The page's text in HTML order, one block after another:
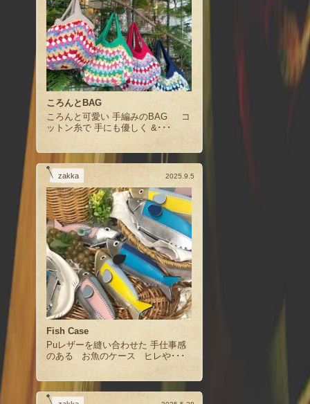
ころんとBAG
ころんと可愛い 手編みのBAG コ
ットン糸で 手にも優しく &･･･
zakka 2025.9.5
Fish Case
Puレザーを縫い合わせた 手仕事感
のある お魚のケース ヒレや･･･